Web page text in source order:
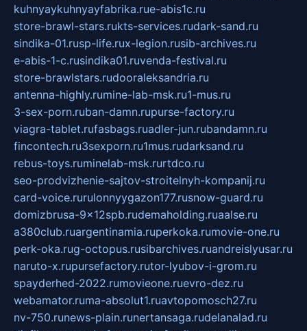
kuhnyaykuhnyayfabrika.rue-abis1c.ru
store-brawl-stars.rukts-services.rudark-sand.ru
sindika-01.rusp-life.rux-legion.rusib-archives.ru
e-abis-1-c.rusindika01.ruvenda-festival.ru
store-brawlstars.rudooraleksandria.ru
antenna-highly.rumine-lab-msk.ru1-mus.ru
3-sex-porn.ruban-damn.rupurse-factory.ru
viagra-tablet.rufasbags.ruadler-jun.rubandamn.ru
fincontech.ru3sexporn.ru1mus.rudarksand.ru
rebus-toys.ruminelab-msk.rurtdco.ru
seo-prodvizhenie-sajtov-stroitelnyh-kompanij.ru
card-voice.rurulonnyygazon177.rusnow-guard.ru
domizbrusa-9x12spb.rudemaholding.ruaalse.ru
a380club.ruargentinamia.ruperkoka.rumovie-one.ru
perk-oka.rug-octopus.rusibarchives.ruandreislyusar.ru
naruto-x.rupursefactory.rutor-lyubov-i-grom.ru
spayderhed-2022.rumovieone.ruevro-dez.ru
webamator.ruma-absolut1.ruavtopomosch27.ru
nv-750.runews-plain.runertansaga.rudelanalad.ru